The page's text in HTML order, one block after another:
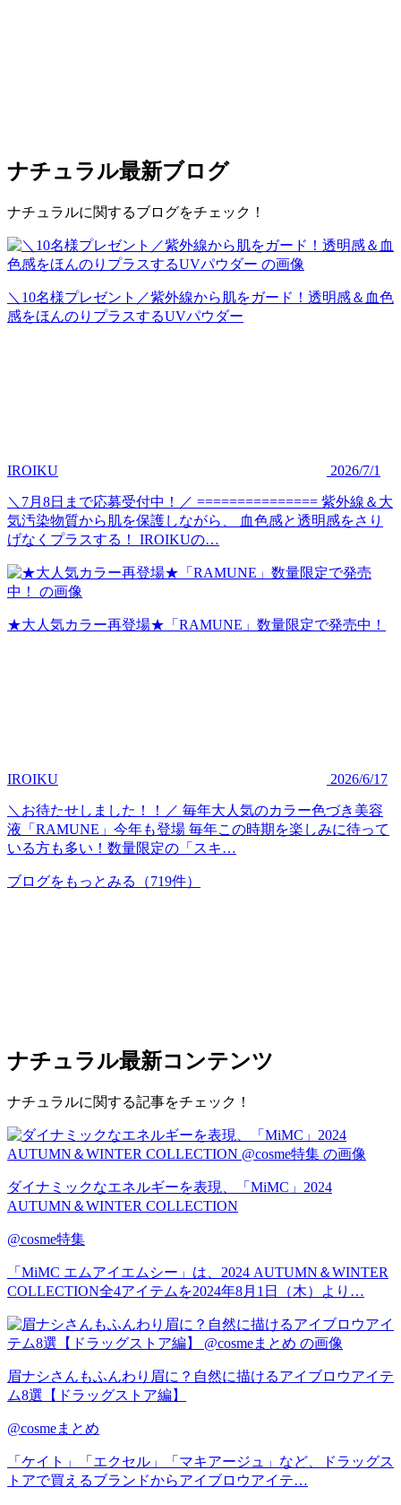
ナチュラル最新ブログ
ナチュラルに関するブログをチェック！
＼10名様プレゼント／紫外線から肌をガード！透明感＆血色
感をほんのりプラスするUVパウダー
IROIKU 2026/7/1
＼7月8日まで応募受付中！／ =============== 紫外線＆大
気汚染物質から肌を保護しながら、 血色感と透明感をさり
げなくプラスする！ IROIKUの…
★大人気カラー再登場★「RAMUNE」数量限定で発売中！
IROIKU 2026/6/17
＼お待たせしました！！／ 毎年大人気のカラー色づき美容
液「RAMUNE」今年も登場 毎年この時期を楽しみに待って
いる方も多い！数量限定の「スキ…
ブログをもっとみる （719件）
ナチュラル最新コンテンツ
ナチュラルに関する記事をチェック！
ダイナミックなエネルギーを表現、「MiMC」2024
AUTUMN＆WINTER COLLECTION
@cosme特集
「MiMC エムアイエムシー」は、2024 AUTUMN＆WINTER
COLLECTION全4アイテムを2024年8月1日（木）より…
眉ナシさんもふんわり眉に？自然に描けるアイブロウアイテ
ム8選【ドラッグストア編】
@cosmeまとめ
「ケイト」「エクセル」「マキアージュ」など、ドラッグス
トアで買えるブランドからアイブロウアイテ…